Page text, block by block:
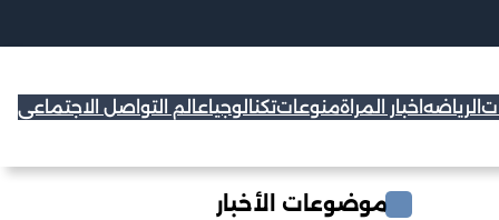
الرياضه اخبار المراةمنوعاتتكنالوجياعالم التواصل الاجتماعي
موضوعات الأخبار